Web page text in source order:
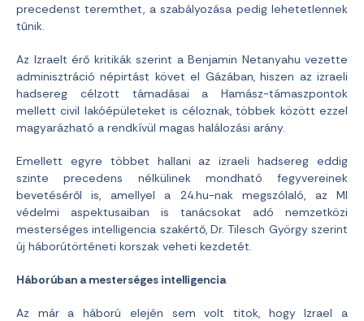
precedenst teremthet, a szabályozása pedig lehetetlennek
tűnik.
Az Izraelt érő kritikák szerint a Benjamin Netanyahu vezette
adminisztráció népirtást követ el Gázában, hiszen az izraeli
hadsereg célzott támadásai a Hamász-támaszpontok
mellett civil lakóépületeket is céloznak, többek között ezzel
magyarázható a rendkívül magas halálozási arány.
Emellett egyre többet hallani az izraeli hadsereg eddig
szinte precedens nélkülinek mondható fegyvereinek
bevetéséről is, amellyel a 24.hu-nak megszólaló, az MI
védelmi aspektusaiban is tanácsokat adó nemzetközi
mesterséges intelligencia szakértő, Dr. Tilesch György szerint
új háborútörténeti korszak veheti kezdetét.
Háborúban a mesterséges intelligencia
Az már a háború elején sem volt titok, hogy Izrael a